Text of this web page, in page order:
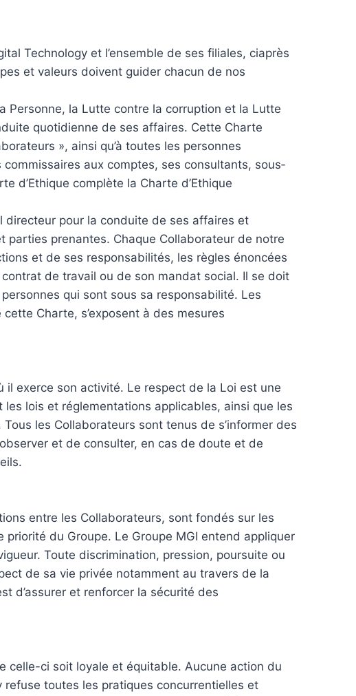
Technology et l’ensemble de ses filiales, ci­après
et valeurs doivent guider chacun de nos
Personne, la Lutte contre la corruption et la Lutte
quotidienne de ses affaires. Cette Charte
», ainsi qu’à toutes les personnes
aux comptes, ses consultants, sous­
d’Ethique complète la Charte d’Ethique
pour la conduite de ses affaires et
parties prenantes. Chaque Collaborateur de notre
et de ses responsabilités, les règles énoncées
de travail ou de son mandat social. Il se doit
qui sont sous sa responsabilité. Les
Charte, s’exposent à des mesures
il exerce son activité. Le respect de la Loi est une
lois et réglementations applicables, ainsi que les
les Collaborateurs sont tenus de s’informer des
et de consulter, en cas de doute et de
entre les Collaborateurs, sont fondés sur les
du Groupe. Le Groupe MGI entend appliquer
Toute discrimination, pression, poursuite ou
de sa vie privée notamment au travers de la
d’assurer et renforcer la sécurité des
celle-ci soit loyale et équitable. Aucune action du
refuse toutes les pratiques concurrentielles et